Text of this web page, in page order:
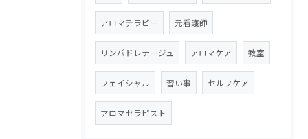
アロマテラピー 元看護師
リンパドレナージュ アロマケア 教室
フェイシャル 習い事 セルフケア
アロマセラピスト